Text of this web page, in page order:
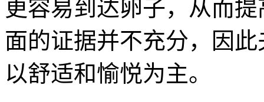
更容易到达卵子，从而
面的证据并不充分，因
以舒适和愉悦为主。